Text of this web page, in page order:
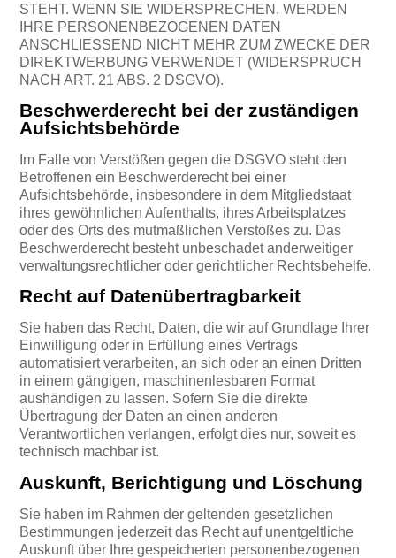
STEHT. WENN SIE WIDERSPRECHEN, WERDEN
IHRE PERSONENBEZOGENEN DATEN
ANSCHLIESSEND NICHT MEHR ZUM ZWECKE DER
DIREKTWERBUNG VERWENDET (WIDERSPRUCH
NACH ART. 21 ABS. 2 DSGVO).
Beschwerde­recht bei der zuständigen
Aufsichts­behörde
Im Falle von Verstößen gegen die DSGVO steht den
Betroffenen ein Beschwerderecht bei einer
Aufsichtsbehörde, insbesondere in dem Mitgliedstaat
ihres gewöhnlichen Aufenthalts, ihres Arbeitsplatzes
oder des Orts des mutmaßlichen Verstoßes zu. Das
Beschwerderecht besteht unbeschadet anderweitiger
verwaltungsrechtlicher oder gerichtlicher Rechtsbehelfe.
Recht auf Daten­übertrag­barkeit
Sie haben das Recht, Daten, die wir auf Grundlage Ihrer
Einwilligung oder in Erfüllung eines Vertrags
automatisiert verarbeiten, an sich oder an einen Dritten
in einem gängigen, maschinenlesbaren Format
aushändigen zu lassen. Sofern Sie die direkte
Übertragung der Daten an einen anderen
Verantwortlichen verlangen, erfolgt dies nur, soweit es
technisch machbar ist.
Auskunft, Berichtigung und Löschung
Sie haben im Rahmen der geltenden gesetzlichen
Bestimmungen jederzeit das Recht auf unentgeltliche
Auskunft über Ihre gespeicherten personenbezogenen